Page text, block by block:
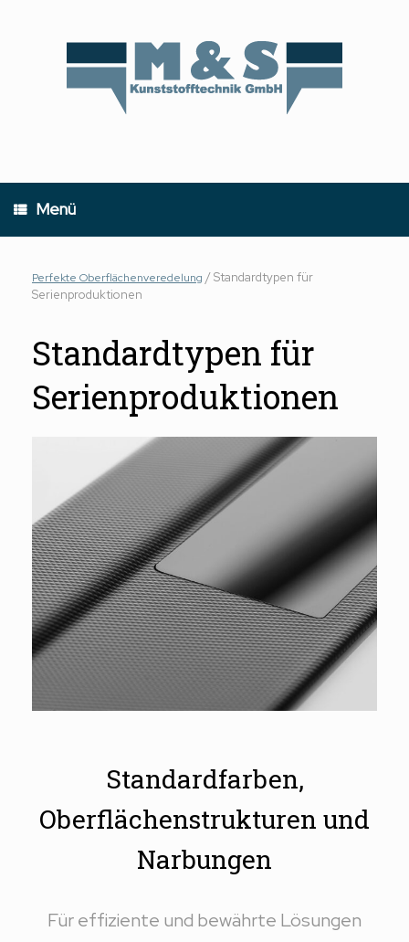
Menü
Perfekte Oberflächenveredelung /Standardtypen für
Serienproduktionen
Standardtypen für
Serienproduktionen
Standardfarben,
Oberflächenstrukturen und
Narbungen
Für effiziente und bewährte Lösungen